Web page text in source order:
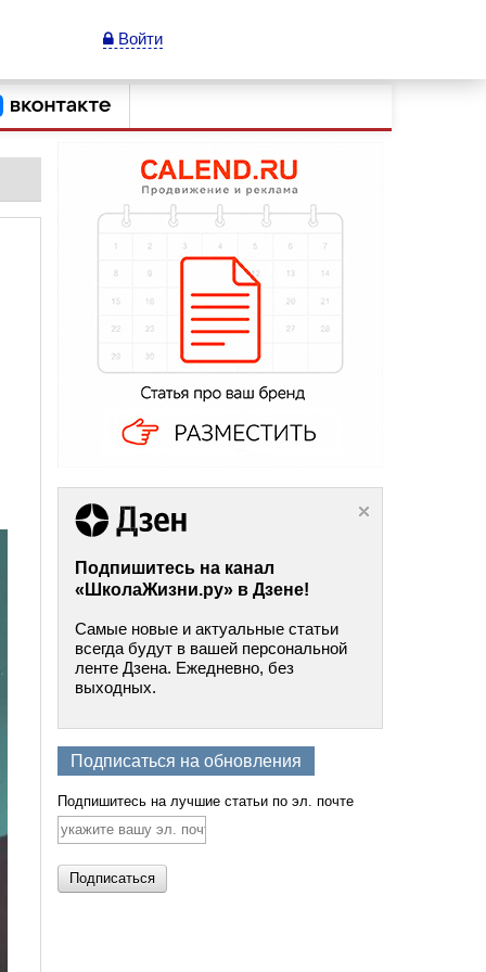
Войти
Подпишитесь на канал
«ШколаЖизни.ру» в Дзене!
Самые новые и актуальные статьи
всегда будут в вашей персональной
ленте Дзена. Ежедневно, без
выходных.
Подписаться на обновления
Подпишитесь на лучшие статьи по эл. почте